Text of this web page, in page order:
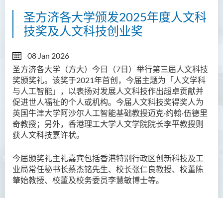
圣方济各大学颁发2025年度人文科
技奖及人文科技创业奖
08 Jan 2026
圣方济各大学（方大）今日（7日）举行第三届人文科技
奖颁奖礼。该奖于2021年首创，今届主题为「人文学科
与人工智能」，以表扬对发展人文科技作出超卓贡献并
促进世人福祉的个人或机构。今届人文科技奖得奖人为
英国牛津大学阿沙尔人工智能基础教授迈克·约翰·伍德里
奇教授；另外，香港理工大学人文学院院长李平教授则
获人文科技嘉许状。
今届颁奖礼主礼嘉宾包括香港特别行政区创新科技及工
业局常任秘书长蔡杰铭先生、校长张仁良教授、校董陈
肇始教授、校董及校务委员李慧敏博士等。